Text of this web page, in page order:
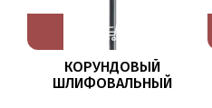
КОРУНДОВЫЙ
ШЛИФОВАЛЬНЫЙ